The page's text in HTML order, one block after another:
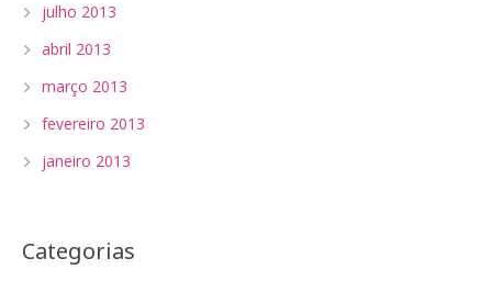
julho 2013
abril 2013
março 2013
fevereiro 2013
janeiro 2013
Categorias